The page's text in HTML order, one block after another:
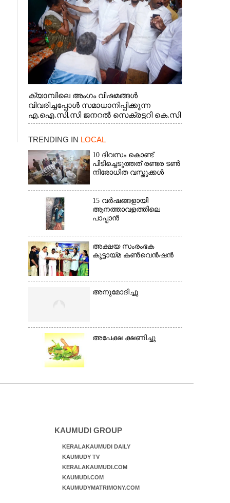
എടുത്ത് ലാളിച്ചപ്പോൾ. സഹകരണ-
എക്സൈസ് വകുപ്പ് മന്ത്രി എം. ലിജു,
കൃഷിവകുപ്പ് മന്ത്രി ടി. സിദ്ദിഖ്, റെജി
ചെറിയാൻ എം. എൽ. എ എന്നിവർ സമീപം
ക്യാമ്പിലെ അംഗം വിഷമങ്ങൾ
വിവരിച്ചപ്പോൾ സമാധാനിപ്പിക്കുന്ന
എ.ഐ.സി.സി ജനറൽ സെക്രട്ടറി കെ.സി
വേണുഗോപാൽ എം.പി. സഹകരണ-
എന്നിവർ
TRENDING IN LOCAL
10 ദിവസം കൊണ്ട്
പിടിച്ചെടുത്തത് രണ്ടര ടൺ
നിരോധിത വസ്തുക്കൾ
15 വർഷങ്ങളായി
ആനത്താവളത്തിലെ
പാപ്പാൻ
അക്ഷയ സംരംഭക
കൂട്ടായ്മ കൺവെൻഷൻ
അനുമോദിച്ചു
അപേക്ഷ ക്ഷണിച്ചു
KAUMUDI GROUP
KERALAKAUMUDI DAILY
KAUMUDY TV
KERALAKAUMUDI.COM
KAUMUDI.COM
KAUMUDYMATRIMONY.COM